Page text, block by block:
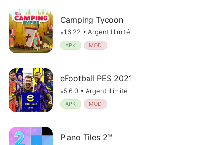
Camping Tycoon
v1.6.22 • Argent Illimité
APK MOD
eFootball PES 2021
v5.6.0 • Argent Illimité
APK MOD
Piano Tiles 2™